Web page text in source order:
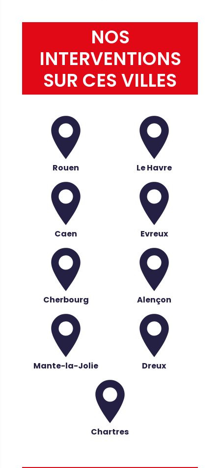
NOS
INTERVENTIONS
SUR CES VILLES
Rouen Le Havre
Caen Evreux
Cherbourg Alençon
Mante-la-Jolie Dreux
Chartres